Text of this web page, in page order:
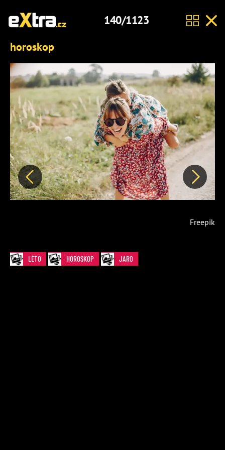
140/1123
horoskop
Předchozí Další
Freepik
LÉTO HOROSKOP JARO